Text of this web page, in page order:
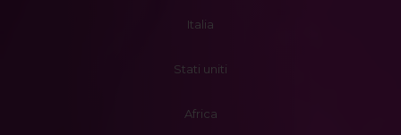
Italia
Stati uniti
Africa